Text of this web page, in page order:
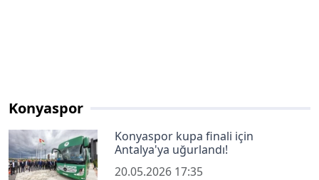
Konyaspor
Konyaspor kupa finali için
Antalya'ya uğurlandı!
20.05.2026 17:35